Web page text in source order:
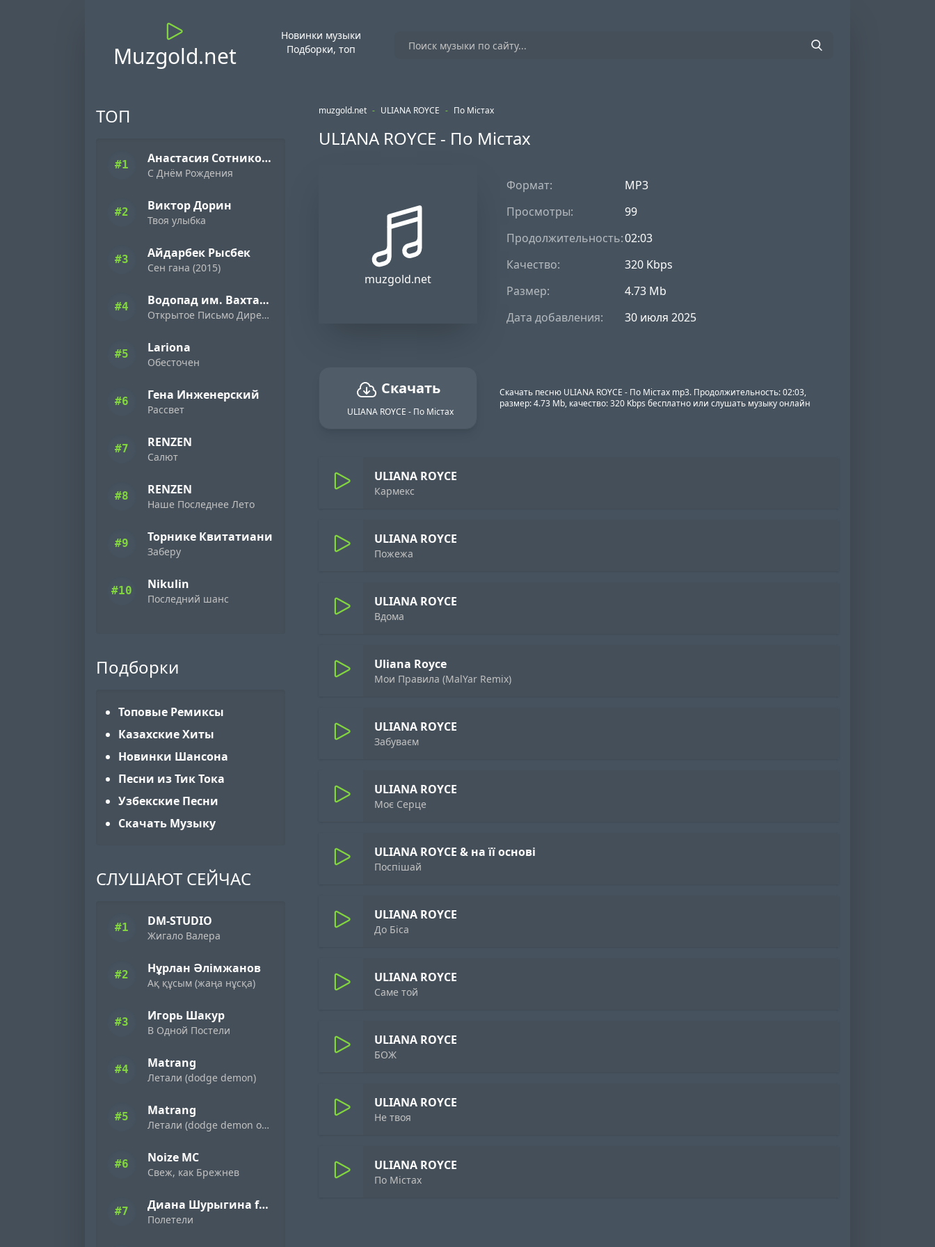
Muzgold.net
Новинки музыки
Подборки, топ
ТОП
#1 Анастасия Сотникова
С Днём Рождения
#2 Виктор Дорин
Твоя улыбка
#3 Айдарбек Рысбек
Сен гана (2015)
#4 Водопад им. Вахтанга Кикабидзе
Открытое Письмо Директору Фирмы «Ямаха» ( 1989 )
#5 Lariona
Обесточен
#6 Гена Инженерский
Рассвет
#7 RENZEN
Салют
#8 RENZEN
Наше Последнее Лето
#9 Торнике Квитатиани
Заберу
#10 Nikulin
Последний шанс
Подборки
Топовые Ремиксы
Казахские Хиты
Новинки Шансона
Песни из Тик Тока
Узбекские Песни
Скачать Музыку
СЛУШАЮТ СЕЙЧАС
#1 DM-STUDIO
Жигало Валера
#2 Нұрлан Әлімжанов
Ақ құсым (жаңа нұсқа)
#3 Игорь Шакур
В Одной Постели
#4 Matrang
Летали (dodge demon)
#5 Matrang
Летали (dodge demon oxygen)
#6 Noize MC
Свеж, как Брежнев
#7 Диана Шурыгина feat. Саша Акт
Полетели
muzgold.net - ULIANA ROYCE - По Містах
ULIANA ROYCE - По Містах
muzgold.net
Формат:
MP3
Просмотры:
99
Продолжительность:02:03
Качество:
320 Kbps
Размер:
4.73 Mb
Дата добавления:
30 июля 2025
Скачать
ULIANA ROYCE - По Містах
Скачать песню ULIANA ROYCE - По Містах mp3. Продолжительность: 02:03,
размер: 4.73 Mb, качество: 320 Kbps бесплатно или слушать музыку онлайн
ULIANA ROYCE
Кармекс
ULIANA ROYCE
Пожежа
ULIANA ROYCE
Вдома
Uliana Royce
Мои Правила (MalYar Remix)
ULIANA ROYCE
Забуваєм
ULIANA ROYCE
Моє Серце
ULIANA ROYCE & на її основі
Поспішай
ULIANA ROYCE
До Біса
ULIANA ROYCE
Саме той
ULIANA ROYCE
БОЖ
ULIANA ROYCE
Не твоя
ULIANA ROYCE
По Містах